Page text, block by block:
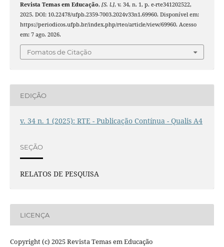
Revista Temas em Educação, [S. l.], v. 34, n. 1, p. e-rte341202522,
2025. DOI: 10.22478/ufpb.2359-7003.2024v33n1.69960. Disponível em:
https://periodicos.ufpb.br/index.php/rteo/article/view/69960. Acesso
em: 7 ago. 2026.
Fomatos de Citação
EDIÇÃO
v. 34 n. 1 (2025): RTE - Publicação Contínua - Qualis A4
SEÇÃO
RELATOS DE PESQUISA
LICENÇA
Copyright (c) 2025 Revista Temas em Educação